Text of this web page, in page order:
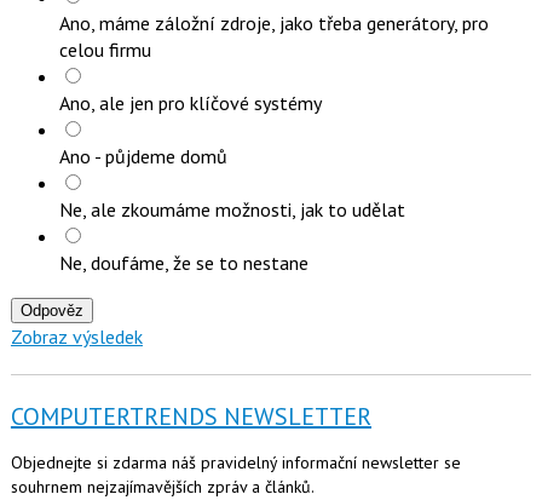
Ano, máme záložní zdroje, jako třeba generátory, pro
celou firmu
Ano, ale jen pro klíčové systémy
Ano - půjdeme domů
Ne, ale zkoumáme možnosti, jak to udělat
Ne, doufáme, že se to nestane
Odpověz
Zobraz výsledek
COMPUTERTRENDS NEWSLETTER
Objednejte si zdarma náš pravidelný informační newsletter se
souhrnem nejzajímavějších zpráv a článků.